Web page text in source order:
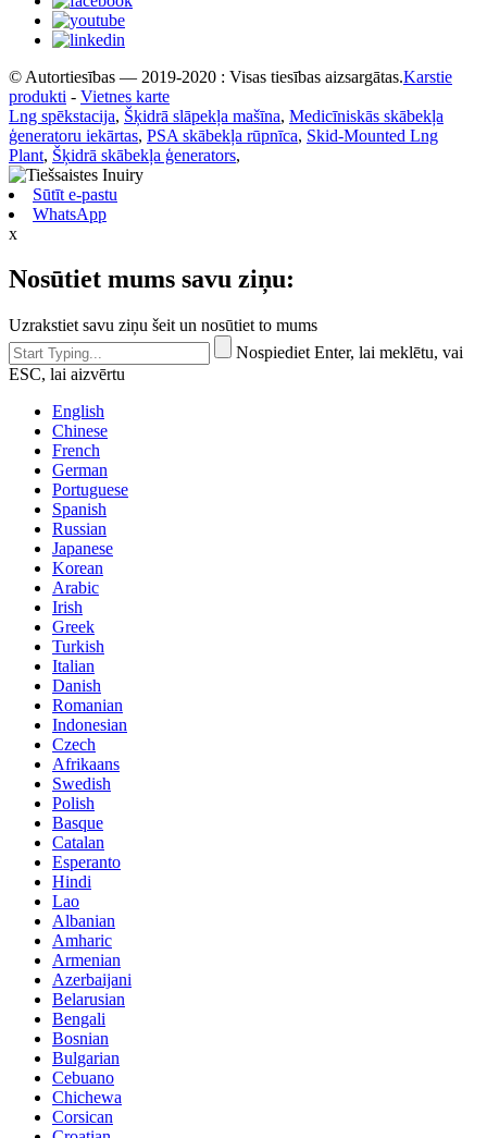
© Autortiesības — 2019-2020 : Visas tiesības aizsargātas.Karstie
produkti - Vietnes karte
Lng spēkstacija, Šķidrā slāpekļa mašīna, Medicīniskās skābekļa
ģeneratoru iekārtas, PSA skābekļa rūpnīca, Skid-Mounted Lng
Plant, Šķidrā skābekļa ģenerators,
Sūtīt e-pastu
WhatsApp
x
Nosūtiet mums savu ziņu:
Uzrakstiet savu ziņu šeit un nosūtiet to mums
Nospiediet Enter, lai meklētu, vai
ESC, lai aizvērtu
English
Chinese
French
German
Portuguese
Spanish
Russian
Japanese
Korean
Arabic
Irish
Greek
Turkish
Italian
Danish
Romanian
Indonesian
Czech
Afrikaans
Swedish
Polish
Basque
Catalan
Esperanto
Hindi
Lao
Albanian
Amharic
Armenian
Azerbaijani
Belarusian
Bengali
Bosnian
Bulgarian
Cebuano
Chichewa
Corsican